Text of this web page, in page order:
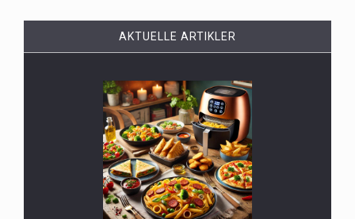
AKTUELLE ARTIKLER